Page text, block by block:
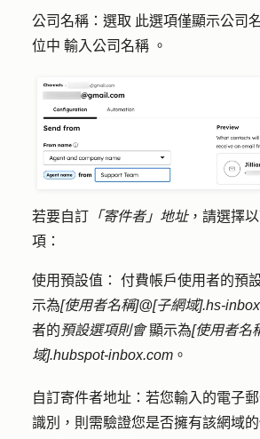
公司名稱：選取 此選項僅顯示公司
位中 輸入公司名稱 。
若要自訂 「寄件者」地址，請選擇
項：
使用預設值： 付費帳戶使用者的預
示為[使用者名稱]@[子網域].hs-
者的預設選項則會顯示為[使用者名
域].hubspot-inbox.com 。
自訂寄件者地址：若您輸入的電子
識別，則需驗證您是否擁有該網域